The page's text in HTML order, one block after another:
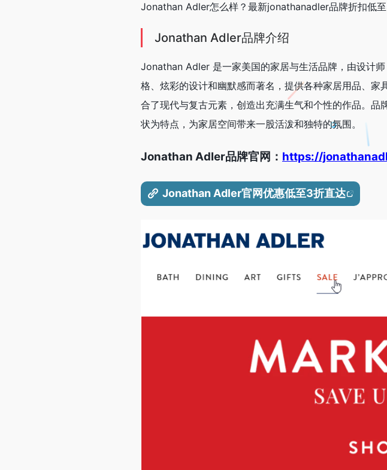
Jonathan Adler怎么样？最新jonathanadler品牌折扣低
Jonathan Adler品牌介绍
Jonathan Adler 是一家美国的家居与生活品牌，由设计
格、炫彩的设计和幽默感而著名，提供各种家居用品、
合了现代与复古元素，创造出充满生气和个性的作品。
状为特点，为家居空间带来一股活泼和独特的氛围。
Jonathan Adler品牌官网： https://
Jonathan Adler官网优惠低至3折直达